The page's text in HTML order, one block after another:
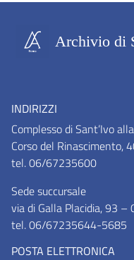
Archivio di
INDIRIZZI
Complesso di Sant’Ivo
Corso del Rinascimento,
tel. 06/67235600
Sede succursale
via di Galla Placidia, 93 –
tel. 06/67235644-5685
POSTA ELETTRONICA